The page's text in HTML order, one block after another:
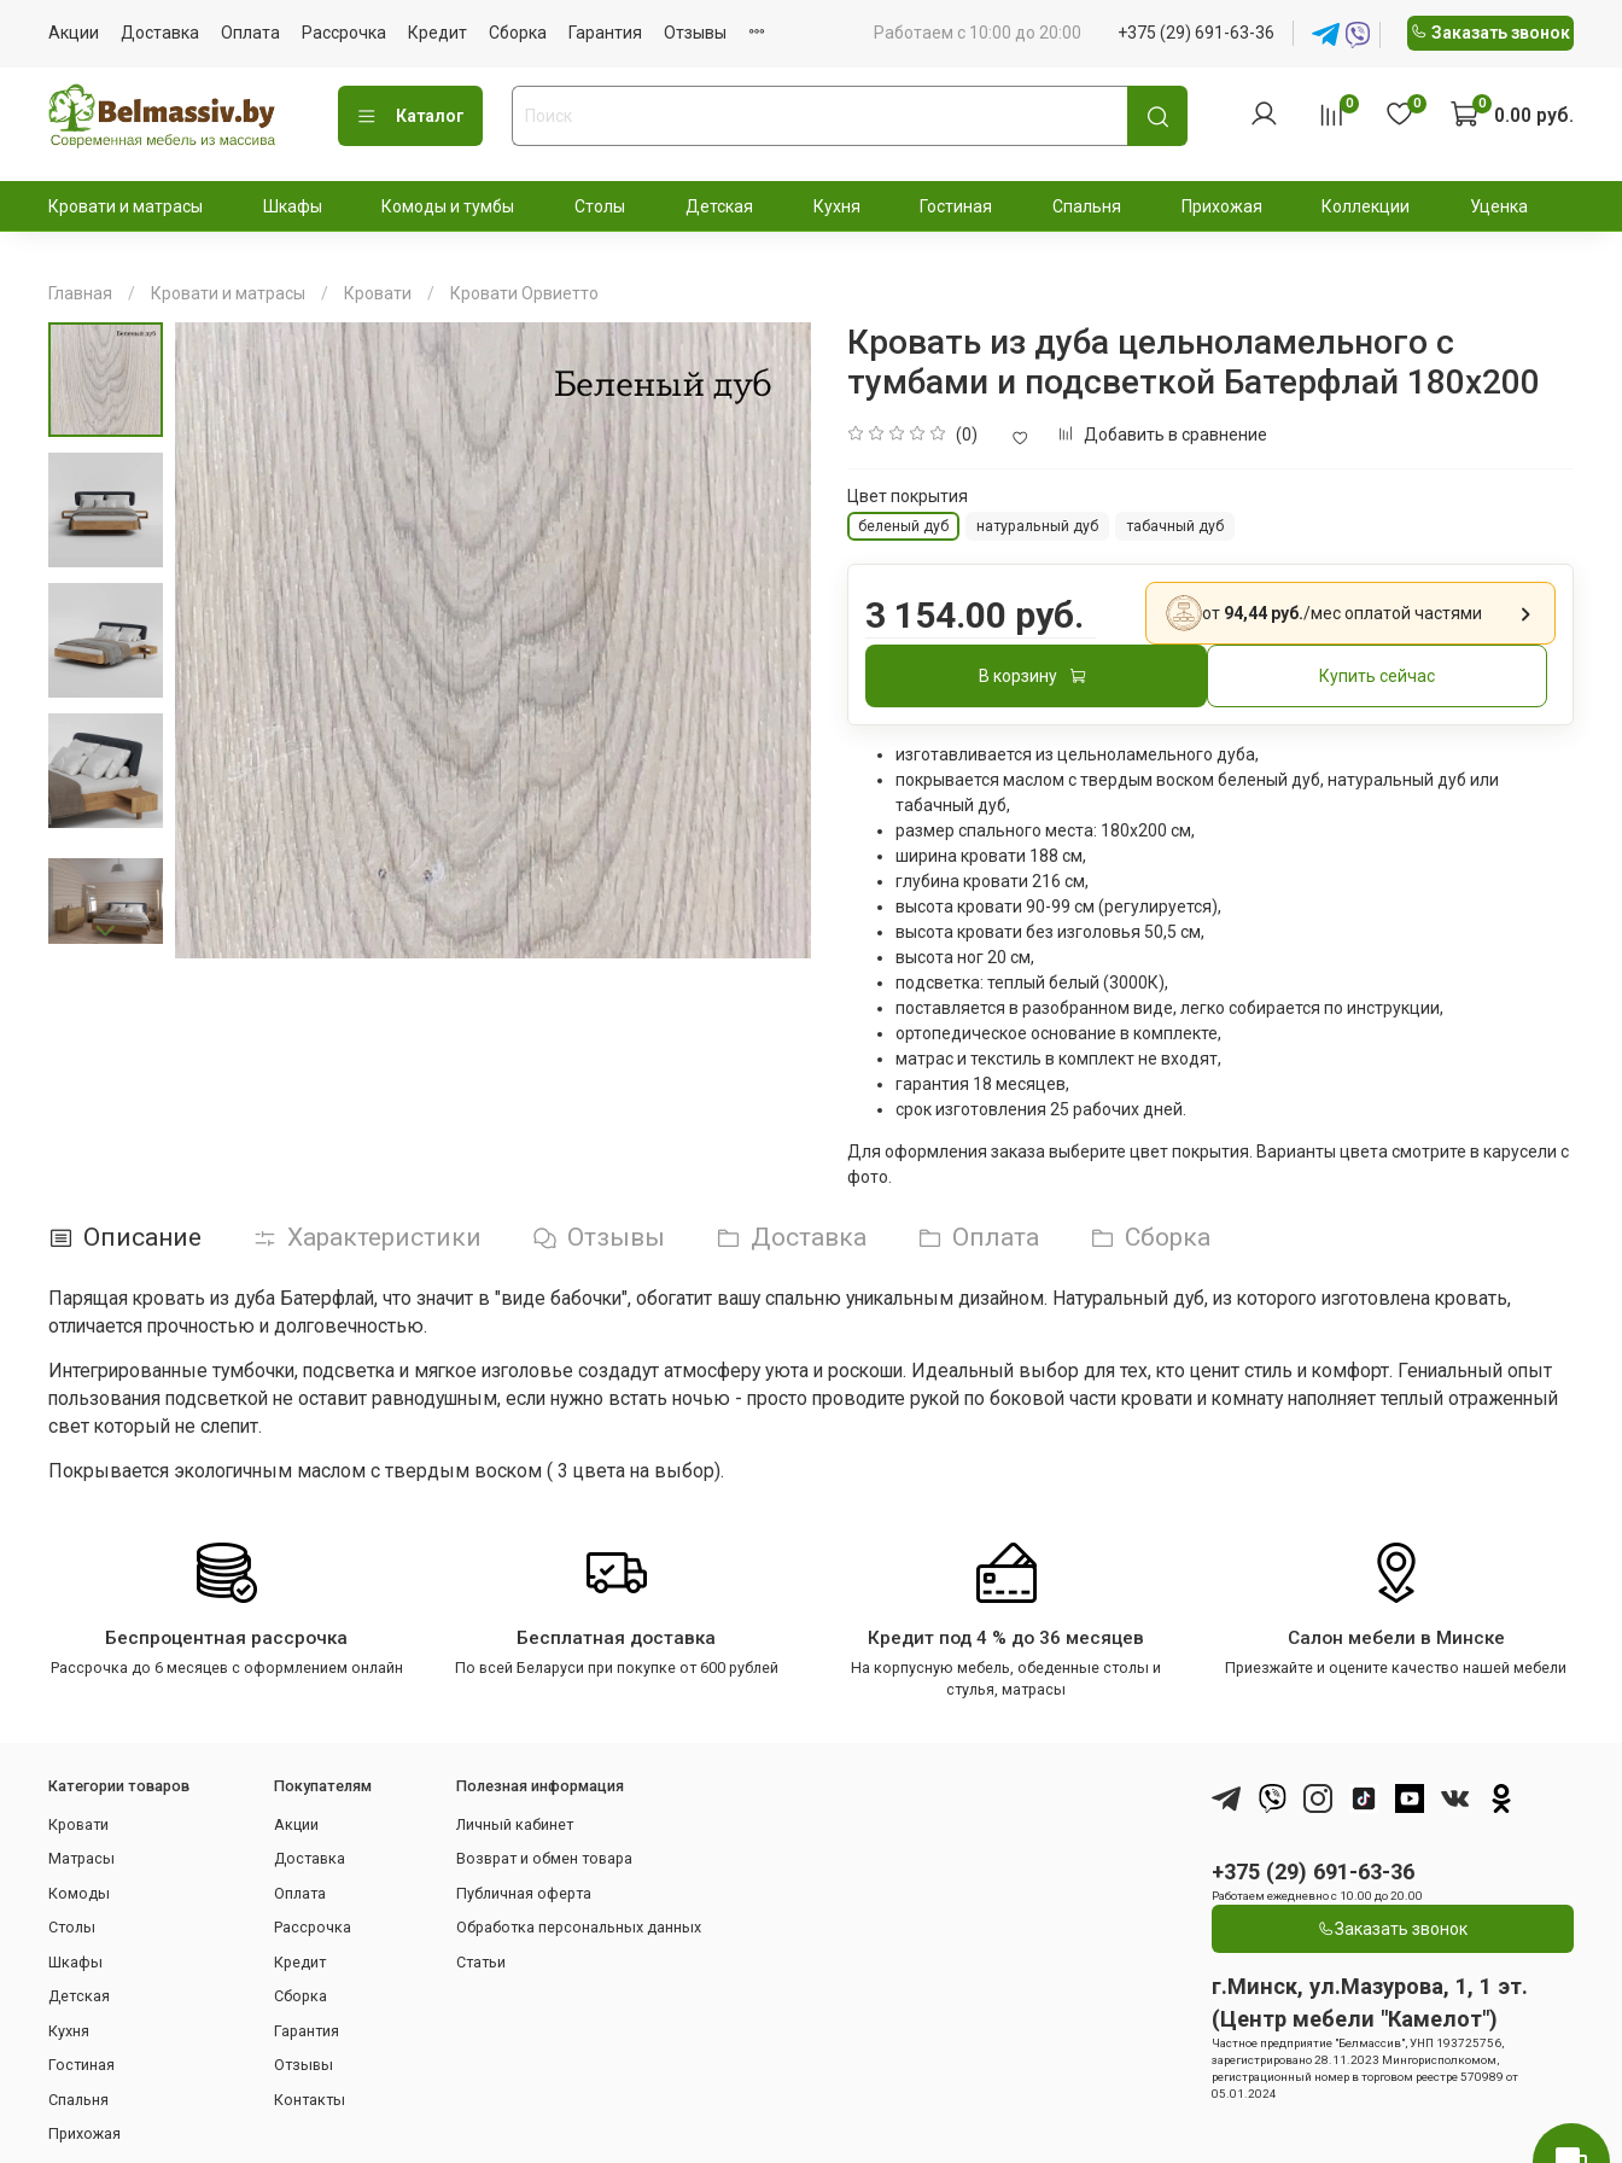
Акции Доставка Оплата Рассрочка Кредит Сборка Гарантия Отзывы Работаем с 10:00 до 20:00 +375 (29) 691-63-36 Заказать звонок
Каталог
0 0 0 0.00 руб.
Кровати и матрасы Шкафы Комоды и тумбы Столы Детская Кухня Гостиная Спальня Прихожая Коллекции Уценка
Главная Кровати и матрасы Кровати Кровати Орвиетто
Кровать из дуба цельноламельного с
тумбами и подсветкой Батерфлай 180x200
(0) Добавить в сравнение
Цвет покрытия
беленый дуб натуральный дуб табачный дуб
3 154.00 руб. от 94,44 руб./месоплатой частями
В корзину Купить сейчас
изготавливается из цельноламельного дуба,
покрывается маслом с твердым воском беленый дуб, натуральный дуб или
табачный дуб,
размер спального места: 180x200 см,
ширина кровати 188 см,
глубина кровати 216 см,
высота кровати 90-99 см (регулируется),
высота кровати без изголовья 50,5 см,
высота ног 20 см,
подсветка: теплый белый (3000К),
поставляется в разобранном виде, легко собирается по инструкции,
ортопедическое основание в комплекте,
матрас и текстиль в комплект не входят,
гарантия 18 месяцев,
срок изготовления 25 рабочих дней.
Для оформления заказа выберите цвет покрытия. Варианты цвета смотрите в карусели с
фото.
Описание Характеристики Отзывы Доставка Оплата Сборка
Парящая кровать из дуба Батерфлай, что значит в "виде бабочки", обогатит вашу спальню уникальным дизайном. Натуральный дуб, из которого изготовлена кровать,
отличается прочностью и долговечностью.
Интегрированные тумбочки, подсветка и мягкое изголовье создадут атмосферу уюта и роскоши. Идеальный выбор для тех, кто ценит стиль и комфорт. Гениальный опыт
пользования подсветкой не оставит равнодушным, если нужно встать ночью - просто проводите рукой по боковой части кровати и комнату наполняет теплый отраженный
свет который не слепит.
Покрывается экологичным маслом с твердым воском ( 3 цвета на выбор).
Беспроцентная рассрочка
Рассрочка до 6 месяцев с оформлением онлайн
Бесплатная доставка
По всей Беларуси при покупке от 600 рублей
Кредит под 4 % до 36 месяцев
На корпусную мебель, обеденные столы и
стулья, матрасы
Салон мебели в Минске
Приезжайте и оцените качество нашей мебели
Категории товаров
Кровати
Матрасы
Комоды
Столы
Шкафы
Детская
Кухня
Гостиная
Спальня
Прихожая
Покупателям
Акции
Доставка
Оплата
Рассрочка
Кредит
Сборка
Гарантия
Отзывы
Контакты
Полезная информация
Личный кабинет
Возврат и обмен товара
Публичная оферта
Обработка персональных данных
Статьи
+375 (29) 691-63-36
Работаем ежедневно с 10.00 до 20.00
Заказать звонок
г.Минск, ул.Мазурова, 1, 1 эт.
(Центр мебели "Камелот")
Частное предприятие "Белмассив", УНП 193725756,
зарегистрировано 28.11.2023 Мингорисполкомом,
регистрационный номер в торговом реестре 570989 от
05.01.2024